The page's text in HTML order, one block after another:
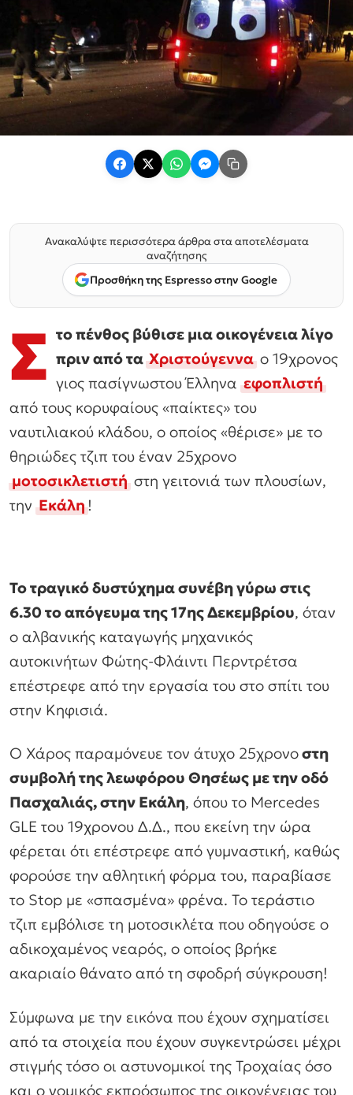
Ανακαλύψτε περισσότερα άρθρα στα αποτελέσματα
αναζήτησης
Προσθήκη της Espresso στην Google
Σ το πένθος βύθισε μια οικογένεια λίγο
πριν από ταΧριστούγενναο 19χρονος
γιος πασίγνωστου Έλληναεφοπλιστή
από τους κορυφαίους «παίκτες» του
ναυτιλιακού κλάδου, ο οποίος «θέρισε» με το
θηριώδες τζιπ του έναν 25χρονο
μοτοσικλετιστήστη γειτονιά των πλουσίων,
τηνΕκάλη!
Το τραγικό δυστύχημα συνέβη γύρω στις
6.30 το απόγευμα της 17ης Δεκεμβρίου, όταν
ο αλβανικής καταγωγής μηχανικός
αυτοκινήτων Φώτης-Φλάιντι Περντρέτσα
επέστρεφε από την εργασία του στο σπίτι του
στην Κηφισιά.
Ο Χάρος παραμόνευε τον άτυχο 25χρονοστη
συμβολή της λεωφόρου Θησέως με την οδό
Πασχαλιάς, στην Εκάλη, όπου το Mercedes
GLE του 19χρονου Δ.Δ., που εκείνη την ώρα
φέρεται ότι επέστρεφε από γυμναστική, καθώς
φορούσε την αθλητική φόρμα του, παραβίασε
το Stop με «σπασμένα» φρένα. Το τεράστιο
τζιπ εμβόλισε τη μοτοσικλέτα που οδηγούσε ο
αδικοχαμένος νεαρός, ο οποίος βρήκε
ακαριαίο θάνατο από τη σφοδρή σύγκρουση!
Σύμφωνα με την εικόνα που έχουν σχηματίσει
από τα στοιχεία που έχουν συγκεντρώσει μέχρι
στιγμής τόσο οι αστυνομικοί της Τροχαίας όσο
και ο νομικός εκπρόσωπος της οικογένειας του